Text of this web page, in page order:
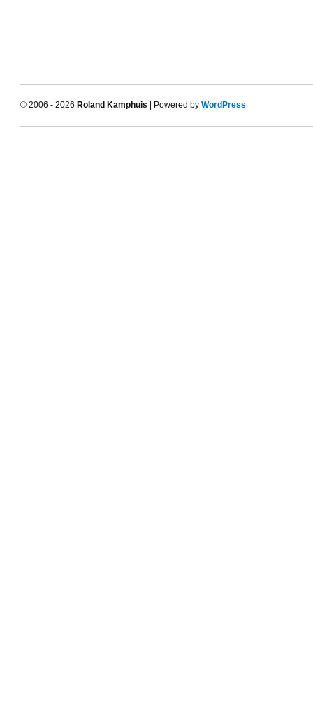
© 2006 - 2026 Roland Kamphuis | Powered by WordPress